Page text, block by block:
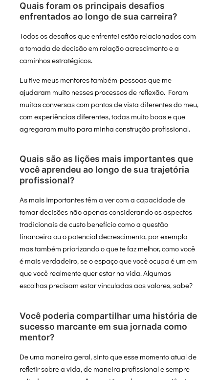
Quais foram os principais desafios
enfrentados ao longo de sua carreira?
Todos os desafios que enfrentei estão relacionados com
a tomada de decisão em relação acrescimento e a
caminhos estratégicos.
Eu tive meus mentores também-pessoas que me
ajudaram muito nesses processos de reflexão. Foram
muitas conversas com pontos de vista diferentes do meu,
com experiências diferentes, todas muito boas e que
agregaram muito para minha construção profissional.
Quais são as lições mais importantes que
você aprendeu ao longo de sua trajetória
profissional?
As mais importantes têm a ver com a capacidade de
tomar decisões não apenas considerando os aspectos
tradicionais de custo benefício como a questão
financeira ou o potencial decrescimento, por exemplo
mas também priorizando o que te faz melhor, como você
é mais verdadeiro, se o espaço que você ocupa é um em
que você realmente quer estar na vida. Algumas
escolhas precisam estar vinculadas aos valores, sabe?
Você poderia compartilhar uma história de
sucesso marcante em sua jornada como
mentor?
De uma maneira geral, sinto que esse momento atual de
refletir sobre a vida, de maneira profissional e sempre